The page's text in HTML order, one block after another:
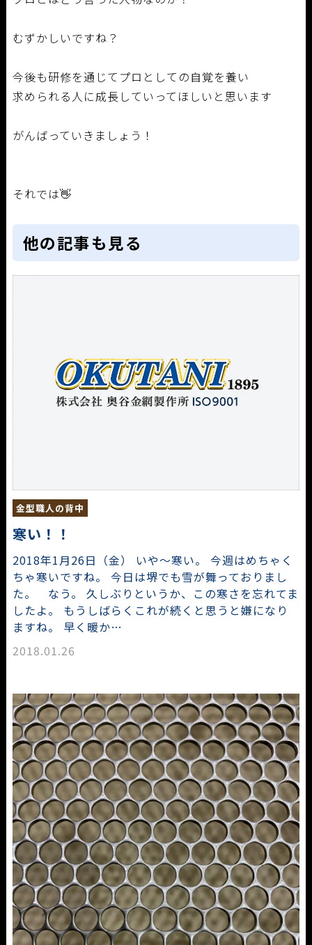
むずかしいですね？
今後も研修を通じてプロとしての自覚を養い
求められる人に成長していってほしいと思います
がんばっていきましょう！
それでは👋
他の記事も見る
金型職人の背中
寒い！！
2018年1月26日（金） いや～寒い。 今週はめちゃく
ちゃ寒いですね。 今日は堺でも雪が舞っておりまし
た。 なう。 久しぶりというか、この寒さを忘れてま
したよ。 もうしばらくこれが続くと思うと嫌になり
ますね。 早く暖か…
2018.01.26